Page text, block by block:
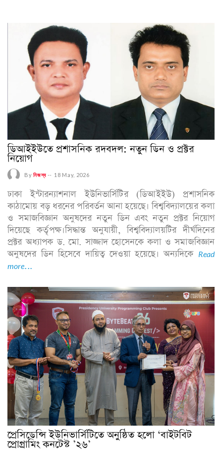
ডিআইইউতে প্রশাসনিক রদবদল: নতুন ডিন ও প্রক্টর
নিয়োগ
Byনিজস্ব-- 18 May, 2026
ঢাকা ইন্টারন্যাশনাল ইউনিভার্সিটির (ডিআইইউ) প্রশাসনিক
কাঠামোয় বড় ধরনের পরিবর্তন আনা হয়েছে। বিশ্ববিদ্যালয়ের কলা
ও সমাজবিজ্ঞান অনুষদের নতুন ডিন এবং নতুন প্রক্টর নিয়োগ
দিয়েছে কর্তৃপক্ষ। ​সিদ্ধান্ত অনুযায়ী, বিশ্ববিদ্যালয়টির দীর্ঘদিনের
প্রক্টর অধ্যাপক ড. মো. সাজ্জাদ হোসেনকে কলা ও সমাজবিজ্ঞান
অনুষদের ডিন হিসেবে দায়িত্ব দেওয়া হয়েছে। অন্যদিকে Read
more...
প্রেসিডেন্সি ইউনিভার্সিটিতে অনুষ্ঠিত হলো ‘বাইটবিট
প্রোগ্রামিং কনটেস্ট ’২৬’